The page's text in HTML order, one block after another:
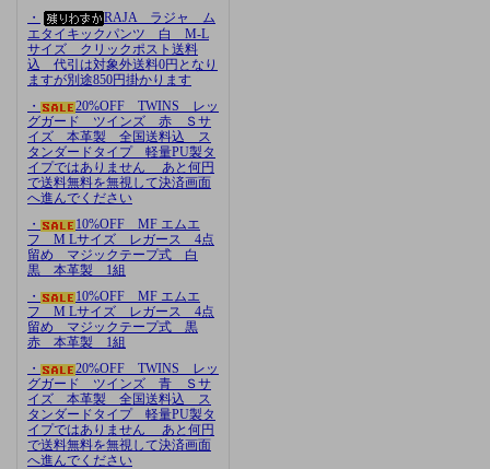
・
RAJA ラジャ ム
エタイキックパンツ 白 M-L
サイズ クリックポスト送料
込 代引は対象外送料0円となり
ますが別途850円掛かります
・
20%OFF TWINS レッ
グガード ツインズ 赤 Ｓサ
イズ 本革製 全国送料込 ス
タンダードタイプ 軽量PU製タ
イプではありません あと何円
で送料無料を無視して決済画面
へ進んでください
・
10%OFF MF エムエ
フ M Lサイズ レガース 4点
留め マジックテープ式 白
黒 本革製 1組
・
10%OFF MF エムエ
フ M Lサイズ レガース 4点
留め マジックテープ式 黒
赤 本革製 1組
・
20%OFF TWINS レッ
グガード ツインズ 青 Ｓサ
イズ 本革製 全国送料込 ス
タンダードタイプ 軽量PU製タ
イプではありません あと何円
で送料無料を無視して決済画面
へ進んでください